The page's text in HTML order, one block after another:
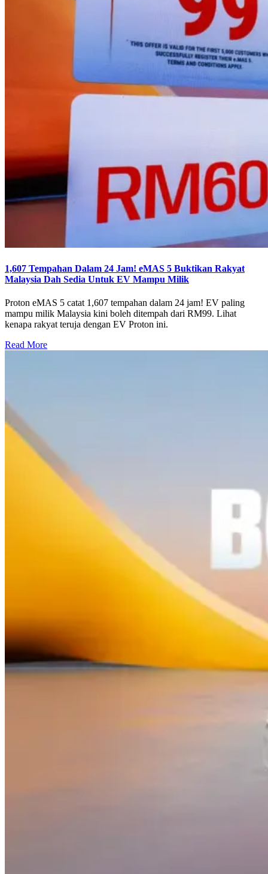
1,607 Tempahan Dalam 24 Jam! eMAS 5 Buktikan Rakyat
Malaysia Dah Sedia Untuk EV Mampu Milik
Proton eMAS 5 catat 1,607 tempahan dalam 24 jam! EV paling
mampu milik Malaysia kini boleh ditempah dari RM99. Lihat
kenapa rakyat teruja dengan EV Proton ini.
Read More